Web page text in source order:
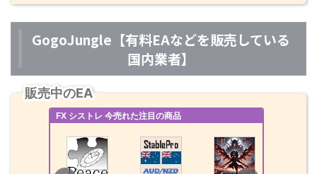
GogoJungle【有料EAなどを販売している
国内業者】
販売中のEA